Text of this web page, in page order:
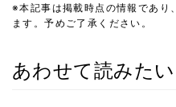
※本記事は掲載時点の情報であり
ます。予めご了承ください。
あわせて読みたい